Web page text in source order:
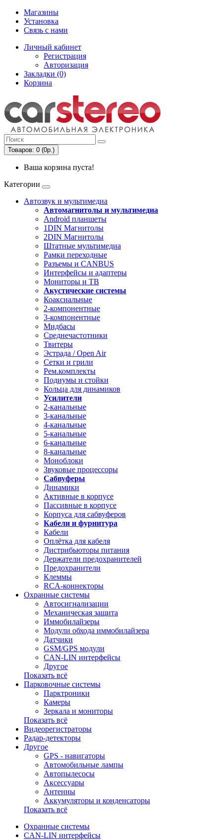
Магазины
Установка
Связь с нами
Личный кабинет
Регистрация
Авторизация
Закладки (0)
Корзина
Товаров: 0 (0р.)
Ваша корзина пуста!
Категории
Автозвук и мультимедиа
Автомагнитолы и мультимедиа
Android планшеты
1DIN Магнитолы
2DIN Магнитолы
Штатные мультимедиа
Рамки переходные
Разъемы и CANBUS
Интерфейсы и адаптеры
Мониторы и ТВ
Акустические системы
Коаксиальные
2-компонентные
3-компонентные
Мидбасы
Среднечастотники
Твитеры
Эстрада / Open Air
Сетки и грили
Рем.комплекты
Подиумы и стойки
Кольца для динамиков
Усилители
2-канальные
3-канальные
4-канальные
5-канальные
6-канальные
8-канальные
Моноблоки
Звуковые процессоры
Сабвуферы
Динамики
Активные в корпусе
Пассивные в корпусе
Корпуса для сабвуферов
Кабели и фурнитура
Кабели
Оплётка для кабеля
Дистрибьюторы питания
Держатели предохранителей
Предохранители
Клеммы
RCA-коннекторы
Охранные системы
Автосигнализации
Механическая защита
Иммобилайзеры
Модули обхода иммобилайзера
Датчики
GSM/GPS модули
CAN-LIN интерфейсы
Другое
Показать всё
Парковочные системы
Парктроники
Камеры
Зеркала и мониторы
Показать всё
Видеорегистраторы
Радар-детекторы
Другое
GPS - навигаторы
Автомобильные лампы
Автопылесосы
Аксессуары
Антенны
Аккумуляторы и конденсаторы
Показать всё
Охранные системы
CAN-LIN интерфейсы